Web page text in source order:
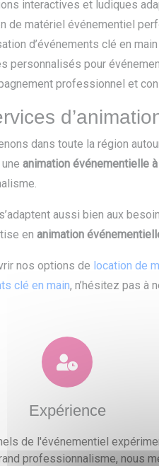
interactives et ludiques
de matériel événementiel
d’événements clé en
personnalisés pour
professionnel et
dans toute la région
animation événementielle
aussi bien aux
en animation
nos options de location de
clé en main, n’hésitez pas à
Expérience
de l'événementiel
professionnalisme, nous